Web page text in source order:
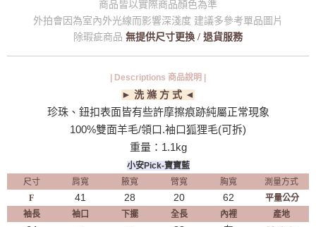
商品皆以實際商品顏色為準
外拍會因為室內外光線而影響深淺度 建議多參考單品圖片
除瑕疵商品 無提供尺寸更換 / 退貨服務
| Descriptions 商品說明 |
► 洗 滌 方 式 ◄
珍珠、鈕扣表面皆有些許摩擦痕跡純屬正常現象
100%雙面羊毛/領口.袖口狐狸毛(可拆)
重量：1.1kg
小安Pick-寶寶藍
尺寸
肩寬 腋寬 臂寬 胸寬
測量方式
F
41 28 20 62
平量公分
袖長
袖口 下擺 全長 內裡 產地